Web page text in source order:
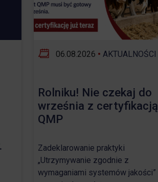
06.08.2026 • AKTUALNOŚCI
Rolniku! Nie czekaj do
września z certyfikacją
QMP
Zadeklarowanie praktyki
„Utrzymywanie zgodnie z
wymaganiami systemów jakości”